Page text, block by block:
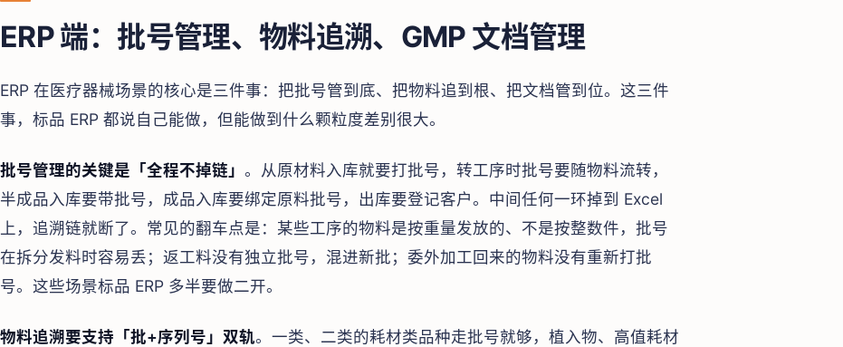
ERP 端：批号管理、物料追溯、GMP 文档管理
ERP 在医疗器械场景的核心是三件事：把批号管到底、把物料追到根、把文档管到位。这三件
事，标品 ERP 都说自己能做，但能做到什么颗粒度差别很大。
批号管理的关键是「全程不掉链」 。从原材料入库就要打批号，转工序时批号要随物料流转，
半成品入库要带批号，成品入库要绑定原料批号，出库要登记客户。中间任何一环掉到 Excel
上，追溯链就断了。常见的翻车点是：某些工序的物料是按重量发放的、不是按整数件，批号
在拆分发料时容易丢；返工料没有独立批号，混进新批；委外加工回来的物料没有重新打批
号。这些场景标品 ERP 多半要做二开。
物料追溯要支持「批+序列号」双轨。一类、二类的耗材类品种走批号就够，植入物、高值耗材